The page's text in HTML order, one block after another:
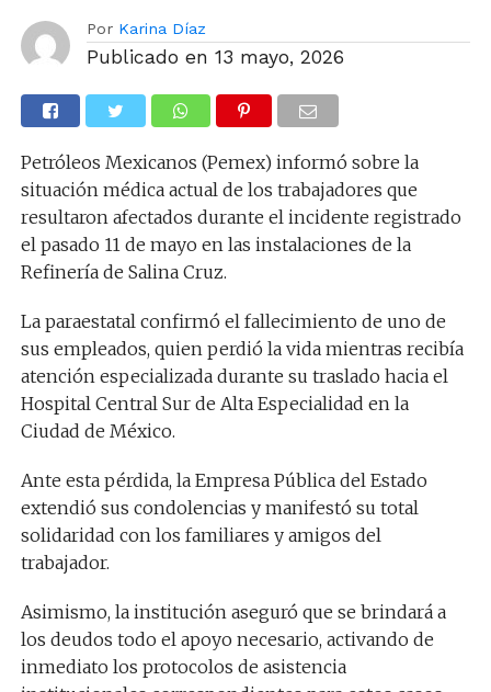
Por Karina Díaz
Publicado en 13 mayo, 2026
Petróleos Mexicanos (Pemex) informó sobre la
situación médica actual de los trabajadores que
resultaron afectados durante el incidente registrado
el pasado 11 de mayo en las instalaciones de la
Refinería de Salina Cruz.
La paraestatal confirmó el fallecimiento de uno de
sus empleados, quien perdió la vida mientras recibía
atención especializada durante su traslado hacia el
Hospital Central Sur de Alta Especialidad en la
Ciudad de México.
Ante esta pérdida, la Empresa Pública del Estado
extendió sus condolencias y manifestó su total
solidaridad con los familiares y amigos del
trabajador.
Asimismo, la institución aseguró que se brindará a
los deudos todo el apoyo necesario, activando de
inmediato los protocolos de asistencia